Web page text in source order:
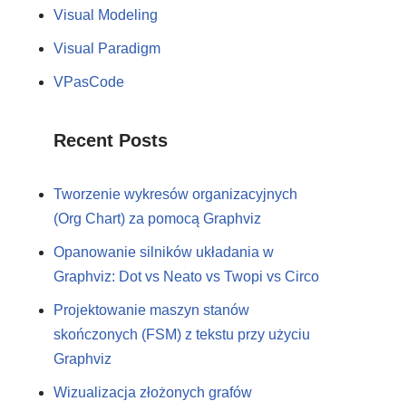
Visual Modeling
Visual Paradigm
VPasCode
Recent Posts
Tworzenie wykresów organizacyjnych
(Org Chart) za pomocą Graphviz
Opanowanie silników układania w
Graphviz: Dot vs Neato vs Twopi vs Circo
Projektowanie maszyn stanów
skończonych (FSM) z tekstu przy użyciu
Graphviz
Wizualizacja złożonych grafów